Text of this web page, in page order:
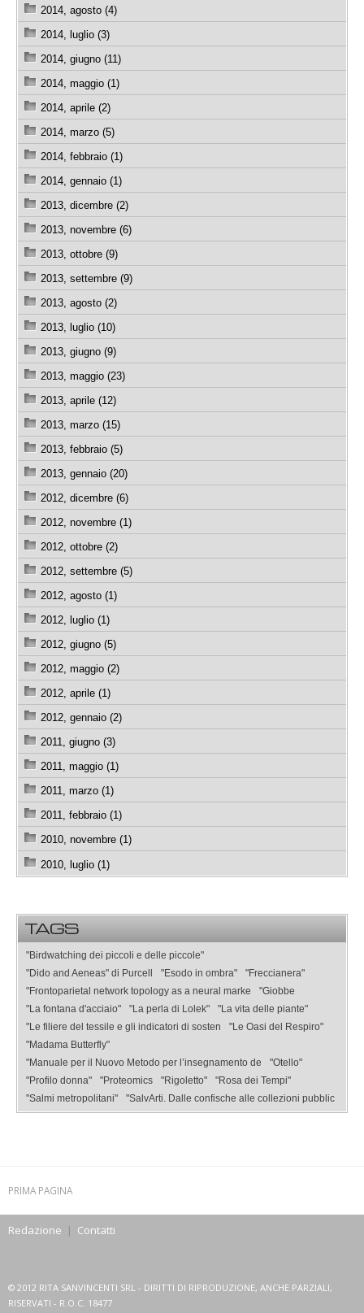
2014, agosto (4)
2014, luglio (3)
2014, giugno (11)
2014, maggio (1)
2014, aprile (2)
2014, marzo (5)
2014, febbraio (1)
2014, gennaio (1)
2013, dicembre (2)
2013, novembre (6)
2013, ottobre (9)
2013, settembre (9)
2013, agosto (2)
2013, luglio (10)
2013, giugno (9)
2013, maggio (23)
2013, aprile (12)
2013, marzo (15)
2013, febbraio (5)
2013, gennaio (20)
2012, dicembre (6)
2012, novembre (1)
2012, ottobre (2)
2012, settembre (5)
2012, agosto (1)
2012, luglio (1)
2012, giugno (5)
2012, maggio (2)
2012, aprile (1)
2012, gennaio (2)
2011, giugno (3)
2011, maggio (1)
2011, marzo (1)
2011, febbraio (1)
2010, novembre (1)
2010, luglio (1)
TAGS
"Birdwatching dei piccoli e delle piccole"
"Dido and Aeneas" di Purcell
"Esodo in ombra"
"Freccianera"
"Frontoparietal network topology as a neural marke
"Giobbe
"La fontana d'acciaio"
"La perla di Lolek"
"La vita delle piante"
"Le filiere del tessile e gli indicatori di sosten
"Le Oasi del Respiro"
"Madama Butterfly"
"Manuale per il Nuovo Metodo per l’insegnamento de
"Otello"
"Profilo donna"
"Proteomics "Rigoletto"
"Rosa dei Tempi"
"Salmi metropolitani"
"SalvArti. Dalle confische alle collezioni pubblic
PRIMA PAGINA
Redazione | Contatti
© 2012 RITA SANVINCENTI SRL - DIRITTI DI RIPRODUZIONE, ANCHE PARZIALI,
RISERVATI - R.O.C. 18477